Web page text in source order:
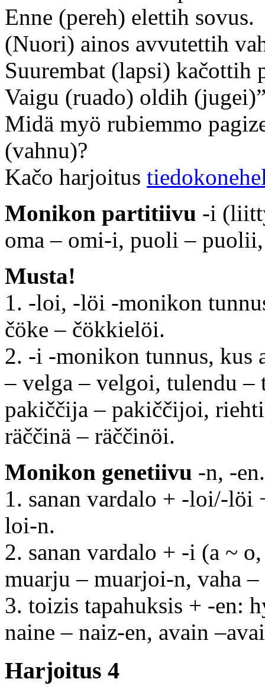
Enne (pereh) elettih sovus.
(Nuori) ainos avvutettih
Suurembat (lapsi) kačottih
Vaigu (ruado) oldih
Midä myö rubiemmo
(vahnu)?
Kačo harjoitus
Monikon partitiivu -i
oma – omi-i, puoli –
Musta!
1. -loi, -löi -monikon
čöke – čökkielöi.
2. -i -monikon tunnus, kus
– velga – velgoi, tulendu
pakiččija – pakiččijoi,
räččinä – räččinöi.
Monikon genetiivu -n, -en.
1. sanan vardalo + -loi/-
loi-n.
2. sanan vardalo + -i (a ~
muarju – muarjoi-n, vaha
3. toizis tapahuksis + -en:
naine – naiz-en, avain
Harjoitus 4